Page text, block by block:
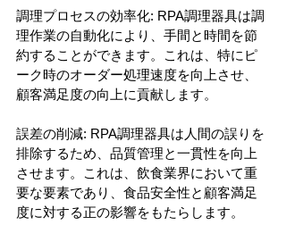
調理プロセスの効率化: RPA調理器具は調
理作業の自動化により、手間と時間を節
約することができます。これは、特にピ
ーク時のオーダー処理速度を向上させ、
顧客満足度の向上に貢献します。
誤差の削減: RPA調理器具は人間の誤りを
排除するため、品質管理と一貫性を向上
させます。これは、飲食業界において重
要な要素であり、食品安全性と顧客満足
度に対する正の影響をもたらします。